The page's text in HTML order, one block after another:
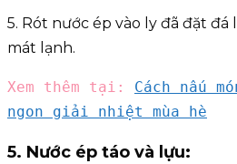
5. Rót nước ép vào ly đã đặt
mát lạnh.
Xem thêm tại: Cách nấu
ngon giải nhiệt mùa hè
5. Nước ép táo và lựu: